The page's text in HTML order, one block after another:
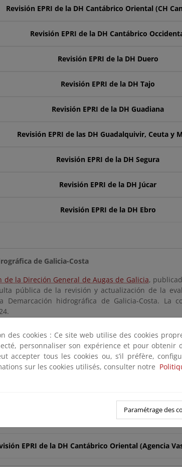
Revisión EPRI de la DH Cantábrico Oriental (CH
Revisión EPRI de la DH Cantábrico
Revisión EPRI de la DH Duero
Revisión EPRI de la DH Tajo
Revisión EPRI de la DH Guadiana
Revisión EPRI de las DH Guadalquivir, Ceuta y
Revisión EPRI de la DH Segura
Revisión EPRI de la DH Júcar
Revisión EPRI de la DH Ebro
de Galicia-Costa
de la Direción General de Augas de Galicia,
pública de la revisión y actualización de la
Demarcación hidrográfica de Galicia-Costa. La
Revisión EPRI de la DH Galicia-Costa
del Cantábrico Oriental (Agencia Vasca del
se inicia la consulta pública de la revisión
de inundación de la Demarcación
internas del País Vasco. La consulta pública
EPRI de la DH Cantábrico Oriental (Agencia
des cookies : Ce site web utilise des cookies
personnaliser son expérience et pour obtenir
accepter tous les cookies ou, s’il préfère,
sur les cookies utilisés, consulter notre
Paramétrage des